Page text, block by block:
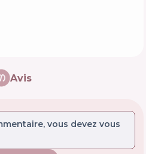
Avis
vous devez vous